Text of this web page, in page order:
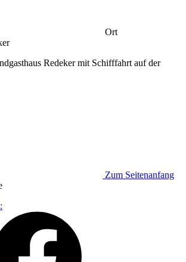
Ort
Redeker mit Schifffahrt auf der
Zum Seitenanfang